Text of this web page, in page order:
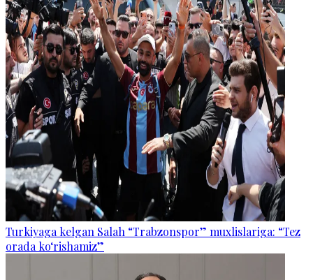
Turkiyaga kelgan Salah “Trabzonspor” muxlislariga: “Tez
orada ko‘rishamiz”